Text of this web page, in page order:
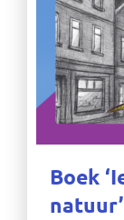
Boek
natuur’